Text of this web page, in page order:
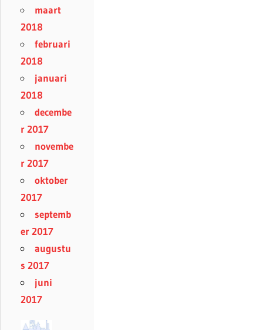
maart
2018
februari
2018
januari
2018
decembe
r 2017
novembe
r 2017
oktober
2017
septemb
er 2017
augustu
s 2017
juni
2017